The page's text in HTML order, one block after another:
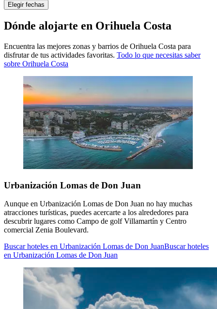
Elegir fechas
Dónde alojarte en Orihuela Costa
Encuentra las mejores zonas y barrios de Orihuela Costa para
disfrutar de tus actividades favoritas. Todo lo que necesitas saber
sobre Orihuela Costa
Urbanización Lomas de Don Juan
Aunque en Urbanización Lomas de Don Juan no hay muchas
atracciones turísticas, puedes acercarte a los alrededores para
descubrir lugares como Campo de golf Villamartín y Centro
comercial Zenia Boulevard.
Buscar hoteles en Urbanización Lomas de Don JuanBuscar hoteles
en Urbanización Lomas de Don Juan